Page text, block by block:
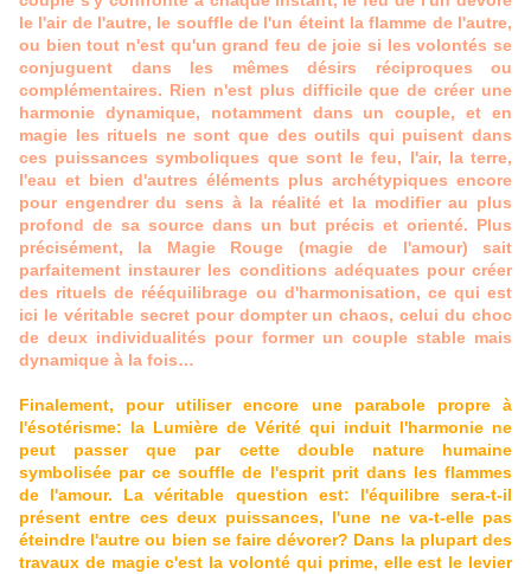
le l'air de l'autre, le souffle de l'un éteint la flamme de l'autre,
ou bien tout n'est qu'un grand feu de joie si les volontés se
conjuguent dans les mêmes désirs réciproques ou
complémentaires. Rien n'est plus difficile que de créer une
harmonie dynamique, notamment dans un couple, et en
magie les rituels ne sont que des outils qui puisent dans
ces puissances symboliques que sont le feu, l'air, la terre,
l'eau et bien d'autres éléments plus archétypiques encore
pour engendrer du sens à la réalité et la modifier au plus
profond de sa source dans un but précis et orienté. Plus
précisément, la Magie Rouge (magie de l'amour) sait
parfaitement instaurer les conditions adéquates pour créer
des rituels de rééquilibrage ou d'harmonisation, ce qui est
ici le véritable secret pour dompter un chaos, celui du choc
de deux individualités pour former un couple stable mais
dynamique à la fois…
Finalement, pour utiliser encore une parabole propre à
l'ésotérisme: la Lumière de Vérité qui induit l'harmonie ne
peut passer que par cette double nature humaine
symbolisée par ce souffle de l'esprit prit dans les flammes
de l'amour. La véritable question est: l'équilibre sera-t-il
présent entre ces deux puissances, l'une ne va-t-elle pas
éteindre l'autre ou bien se faire dévorer? Dans la plupart des
travaux de magie c'est la volonté qui prime, elle est le levier